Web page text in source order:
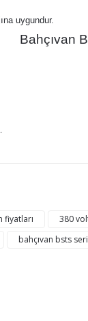
uygundur.
Bahçıvan
fiyatları 380
bahçıvan bsts